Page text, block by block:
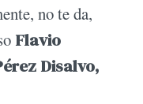
no te da,
Flavio
Disalvo,